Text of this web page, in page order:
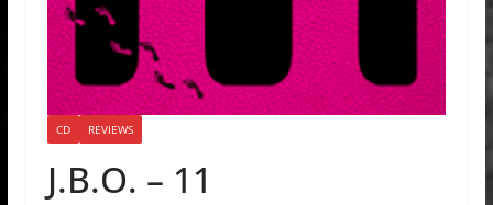
CD REVIEWS
J.B.O. – 11